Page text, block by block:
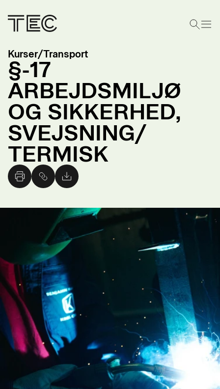
Kurser/Transport
§-17
ARBEJDSMILJØ
OG SIKKERHED,
SVEJSNING/
TERMISK